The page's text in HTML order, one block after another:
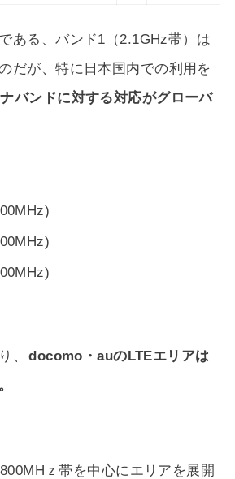
ある、バンド1（2.1GHz帯）は
だが、特に日本国内での利用を
バンドに対する対応がグローバ
、 docomo・auのLTEエリアは
ｚ帯を中心にエリアを展開